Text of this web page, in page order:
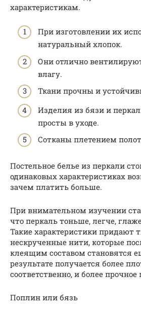
характеристикам.
При изготовлении их
натуральный хлопок.
Они отлично
влагу.
Ткани прочны и
Изделия из бязи и
просты в уходе.
Сотканы плетением
Постельное белье из перкали
одинаковых характеристиках
зачем платить больше.
При внимательном изучении
что перкаль тоньше, легче,
Такие характеристики придают
нескрученные нити, которые
клеящим составом становятся
результате получается более
соответственно, и более прочное
Поплин или бязь